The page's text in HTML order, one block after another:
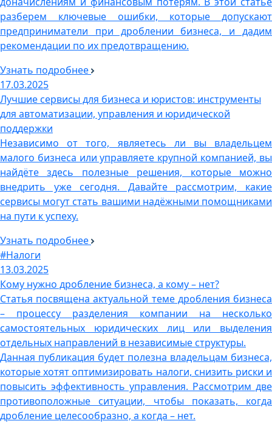
разберем ключевые ошибки, которые допускают
предприниматели при дроблении бизнеса, и дадим
рекомендации по их предотвращению.
Узнать подробнее
17.03.2025
Лучшие сервисы для бизнеса и юристов: инструменты
для автоматизации, управления и юридической
поддержки
Независимо от того, являетесь ли вы владельцем
малого бизнеса или управляете крупной компанией, вы
найдёте здесь полезные решения, которые можно
внедрить уже сегодня. Давайте рассмотрим, какие
сервисы могут стать вашими надёжными помощниками
на пути к успеху.
Узнать подробнее
#Налоги
13.03.2025
Кому нужно дробление бизнеса, а кому – нет?
Статья посвящена актуальной теме дробления бизнеса
– процессу разделения компании на несколько
самостоятельных юридических лиц или выделения
отдельных направлений в независимые структуры.
Данная публикация будет полезна владельцам бизнеса,
которые хотят оптимизировать налоги, снизить риски и
повысить эффективность управления. Рассмотрим две
противоположные ситуации, чтобы показать, когда
дробление целесообразно, а когда – нет.